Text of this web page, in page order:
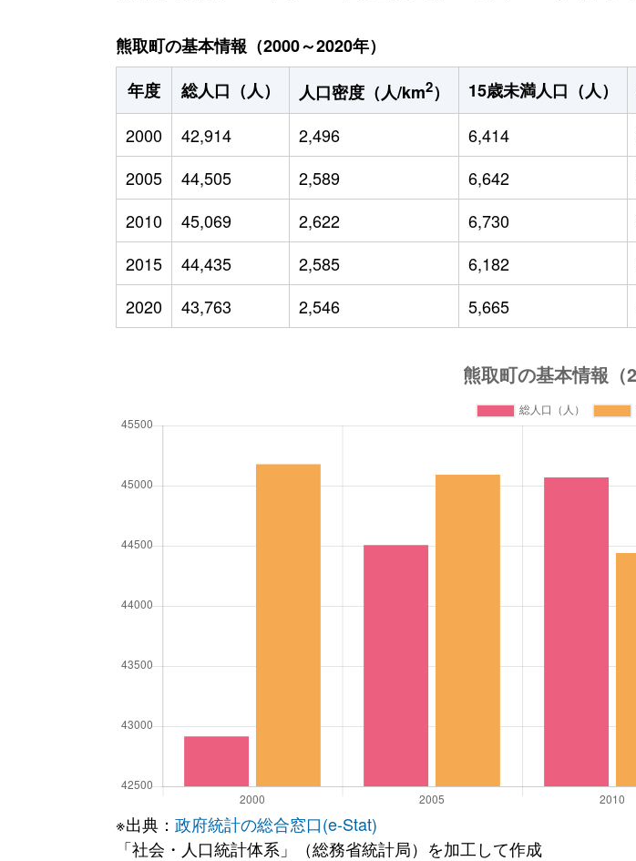
熊取町の基本情報（2000～2020年）
年度
総人口（人） 人口密度（人/km2） 15歳未満人口（人）
2000
42,914 2,496 6,414
2005
44,505 2,589 6,642
2010
45,069 2,622 6,730
2015
44,435 2,585 6,182
2020
43,763 2,546 5,665
※出典： 政府統計の総合窓口(e-Stat)
「社会・人口統計体系」（総務省統計局）を加工して作成